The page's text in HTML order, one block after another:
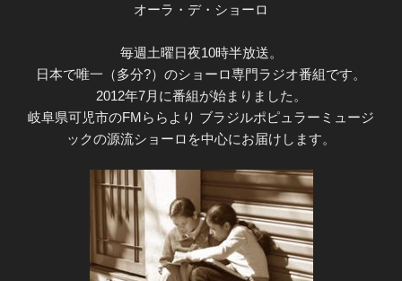
オーラ・デ・ショーロ
毎週土曜日夜10時半放送。
日本で唯一（多分?）のショーロ専門ラジオ番組です。
2012年7月に番組が始まりました。
岐阜県可児市のFMららより ブラジルポピュラーミュージ
ックの源流ショーロを中心にお届けします。